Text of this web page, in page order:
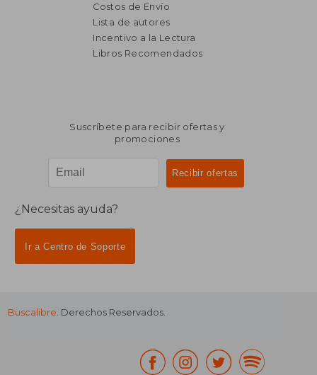
$ 1.307
Costos de Envío
Lista de autores
Incentivo a la Lectura
Libros Recomendados
Suscríbete para recibir ofertas y
promociones
¿Necesitas ayuda?
Ir a Centro de Soporte
Buscalibre. Derechos Reservados.